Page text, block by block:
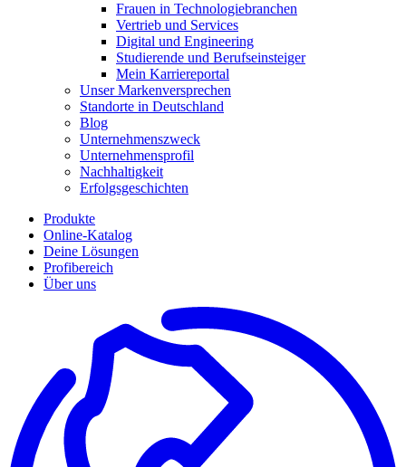
Frauen in Technologiebranchen
Vertrieb und Services
Digital und Engineering
Studierende und Berufseinsteiger
Mein Karriereportal
Unser Markenversprechen
Standorte in Deutschland
Blog
Unternehmenszweck
Unternehmensprofil
Nachhaltigkeit
Erfolgsgeschichten
Produkte
Online-Katalog
Deine Lösungen
Profibereich
Über uns